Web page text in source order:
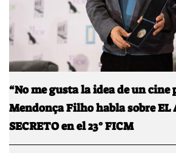
“No me gusta la idea de un cine
Mendonça Filho habla sobre EL
SECRETO en el 23° FICM